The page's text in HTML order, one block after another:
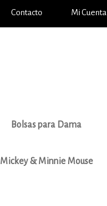
Contacto Mi Cuenta
Bolsas para Dama
Mickey & Minnie Mouse